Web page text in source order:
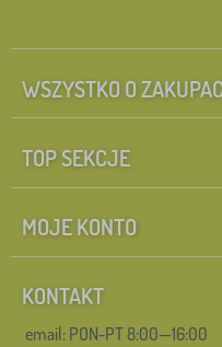
WSZYSTKO O
TOP SEKCJE
MOJE KONTO
KONTAKT
email: PON-PT 8:00—16:00